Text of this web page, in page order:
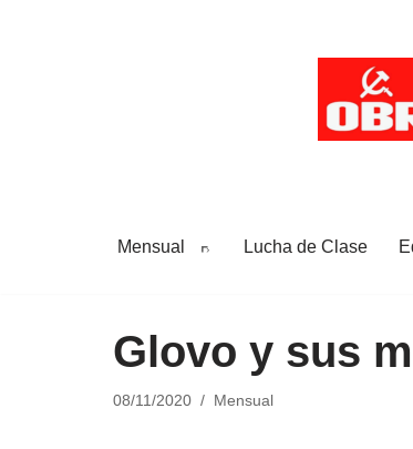
Mensual Lucha de Clase
Glovo y sus
08/11/2020 Mensual